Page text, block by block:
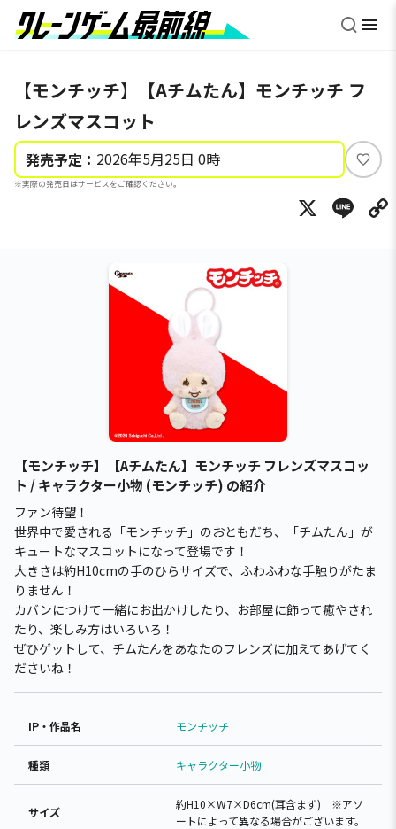
【モンチッチ】【Aチムたん】モンチッチ フ
レンズマスコット
発売予定： 2026年5月25日 0時
※実際の発売日はサービスをご確認ください。
い
ね
X
【モンチッチ】【Aチムたん】モンチッチ フレンズマスコッ
ト / キャラクター小物 (モンチッチ) の紹介
ファン待望！
世界中で愛される「モンチッチ」のおともだち、「チムたん」が
キュートなマスコットになって登場です！
大きさは約H10cmの手のひらサイズで、ふわふわな手触りがたま
りません！
カバンにつけて一緒にお出かけしたり、お部屋に飾って癒やされ
たり、楽しみ方はいろいろ！
ぜひゲットして、チムたんをあなたのフレンズに加えてあげてく
ださいね！
IP・作品名 モンチッチ
種類 キャラクター小物
サイズ
約H10×W7×D6cm(耳含まず) ※アソ
ートによって異なる場合がございます。